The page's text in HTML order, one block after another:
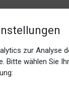
zur Analyse
Bitte wählen Sie
E-Mail*